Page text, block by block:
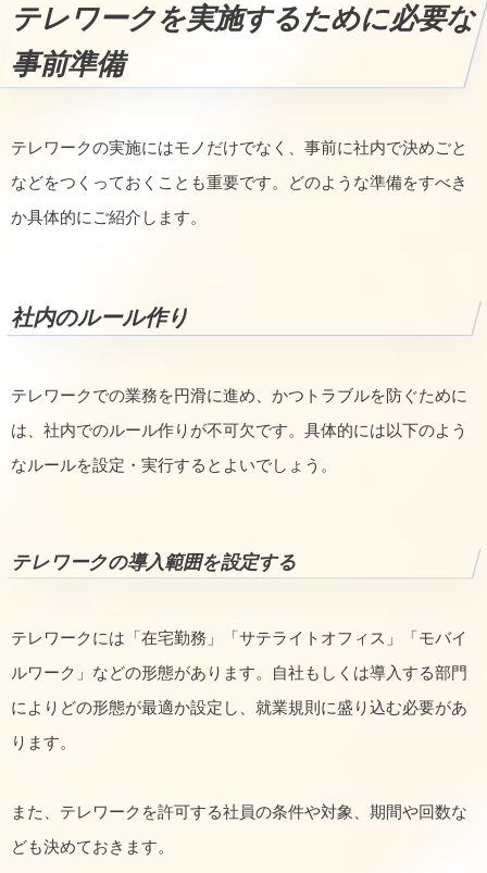
テレワークを実施するために必要な
事前準備
テレワークの実施にはモノだけでなく、事前に社内で決めごと
などをつくっておくことも重要です。どのような準備をすべき
か具体的にご紹介します。
社内のルール作り
テレワークでの業務を円滑に進め、かつトラブルを防ぐために
は、社内でのルール作りが不可欠です。具体的には以下のよう
なルールを設定・実行するとよいでしょう。
テレワークの導入範囲を設定する
テレワークには「在宅勤務」「サテライトオフィス」「モバイ
ルワーク」などの形態があります。自社もしくは導入する部門
によりどの形態が最適か設定し、就業規則に盛り込む必要があ
ります。
また、テレワークを許可する社員の条件や対象、期間や回数な
ども決めておきます。